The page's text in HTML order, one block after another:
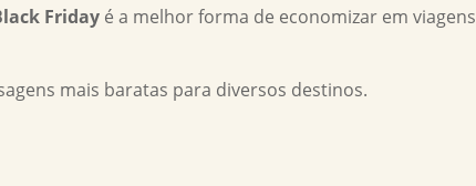
Friday é a melhor forma de economizar em viagens
mais baratas para diversos destinos.